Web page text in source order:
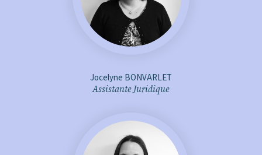
Jocelyne BONVARLET
Assistante Juridique
p.fecant@aje-avocats.fr
+ d'infos